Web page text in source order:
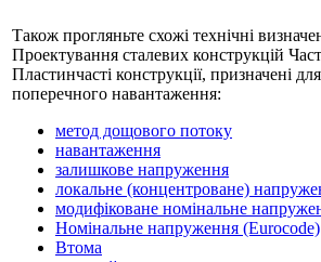
Також прогляньте схожі технічні
Проектування сталевих конструкцій
Пластинчасті конструкції, призначені
поперечного навантаження:
метод дощового потоку
навантаження
залишкове напруження
локальне (концентроване)
модифіковане номінальне
Номінальне напруження (Eurocode)
Втома